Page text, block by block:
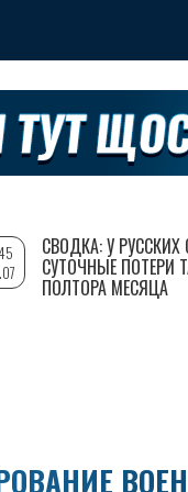
СВОДКА: У
СУТОЧНЫЕ ПОТЕРИ
ПОЛТОРА МЕСЯЦА